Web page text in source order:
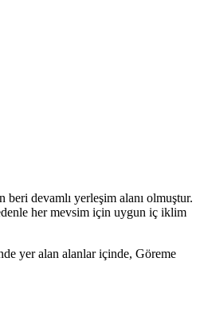
devamlı yerleşim alanı olmuştur.
her mevsim için uygun iç iklim
yer alan alanlar içinde, Göreme